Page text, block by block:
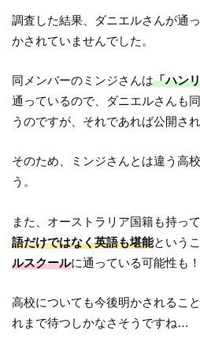
調査した結果、ダニエルさんが通
かされていませんでした。
同メンバーのミンジさんは「ハン
通っているので、ダニエルさんも
うのですが、それであれば公開さ
そのため、ミンジさんとは違う高
う。
また、オーストラリア国籍も持っ
語だけではなく英語も堪能という
ルスクールに通っている可能性も
高校についても今後明かされるこ
れまで待つしかなさそうですね…